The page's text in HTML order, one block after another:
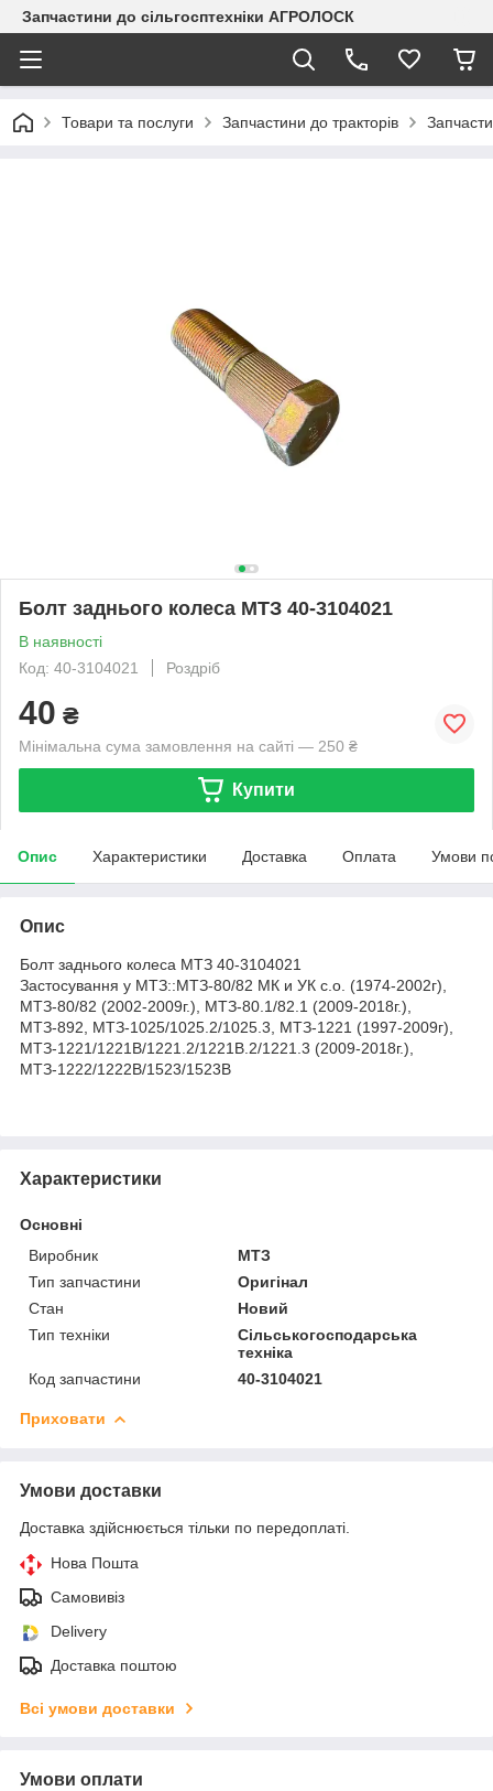
Запчастини до сільгосптехніки АГРОЛОСК
Товари та послуги Запчастини до тракторів
Болт заднього колеса МТЗ 40-3104021
В наявності
Код: 40-3104021
Роздріб
40 ₴
Мінімальна сума замовлення на сайті — 250 ₴
Купити
Опис Характеристики Доставка Оплата Умови
Опис
Болт заднього колеса МТЗ 40-3104021
Застосування у МТЗ::МТЗ-80/82 МК и УК с.о. (1974-2002г),
МТЗ-80/82 (2002-2009г.), МТЗ-80.1/82.1 (2009-2018г.),
МТЗ-892, МТЗ-1025/1025.2/1025.3, МТЗ-1221 (1997-2009г),
МТЗ-1221/1221В/1221.2/1221В.2/1221.3 (2009-2018г.),
МТЗ-1222/1222В/1523/1523В
Характеристики
Основні
Виробник
МТЗ
Тип запчастини
Оригінал
Стан
Новий
Тип техніки
Сільськогосподарська
техніка
Код запчастини
40-3104021
Приховати
Умови доставки
Доставка здійснюється тільки по передоплаті.
Нова Пошта
Самовивіз
Delivery
Доставка поштою
Всі умови доставки
Умови оплати